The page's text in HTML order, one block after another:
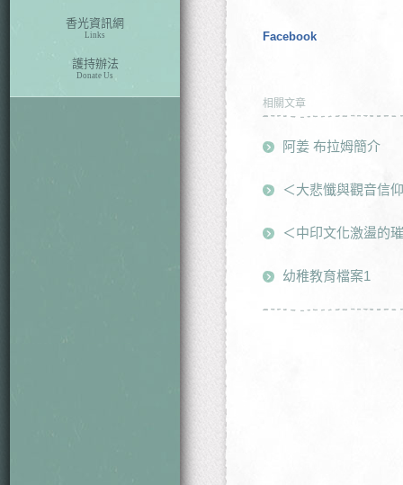
香光資訊網
Links
護持辦法
Donate Us
Facebook
相關文章
阿姜 布拉姆簡介
＜大悲懺與觀音信
＜中印文化激盪的
幼稚教育檔案1